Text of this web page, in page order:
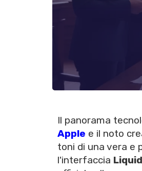
Il panorama
Apple e il noto
toni di una vera e
l'interfaccia